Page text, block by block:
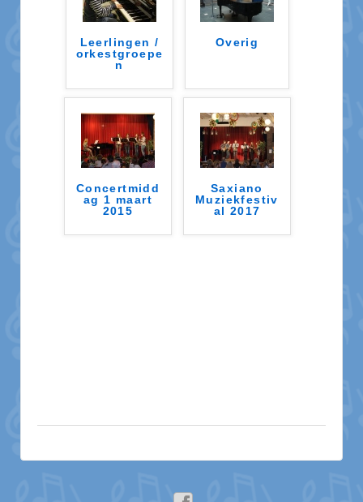
Leerlingen /
orkestgroepe
n
Overig
Concertmidd
ag 1 maart
2015
Saxiano
Muziekfestiv
al 2017